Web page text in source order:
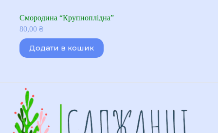
Смородина “Крупноплідна”
80,00 ₴
Додати в кошик